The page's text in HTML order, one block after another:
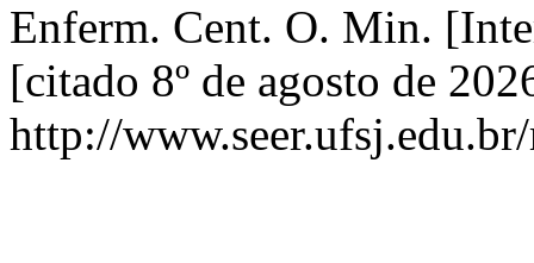
Enferm. Cent. O. Min.
[citado 8º de agosto de
http://